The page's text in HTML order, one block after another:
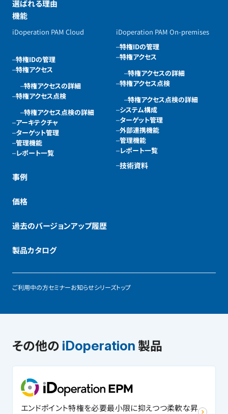
選ばれる理由
機能
iDoperation PAM Cloud
特権IDの管理
特権アクセス
特権アクセスの詳細
特権アクセス点検
特権アクセス点検の詳細
アーキテクチャ
ターゲット管理
管理機能
レポート一覧
iDoperation PAM On-premises
特権IDの管理
特権アクセス
特権アクセスの詳細
特権アクセス点検
特権アクセス点検の詳細
システム構成
ターゲット管理
外部連携機能
管理機能
レポート一覧
技術資料
事例
価格
過去のバージョンアップ履歴
製品カタログ
ご利用中の方セミナーお知らせシリーズトップ
その他の iDoperation 製品
エンドポイント特権を必要最小限に抑えつつ柔軟な昇